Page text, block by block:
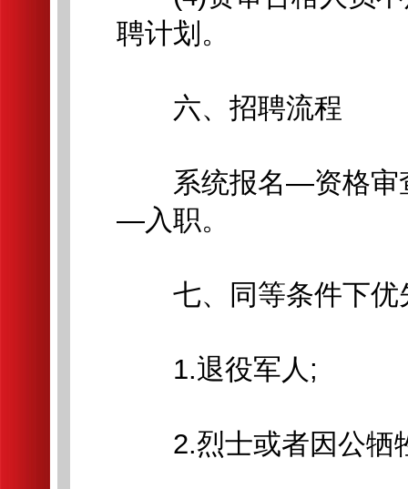
聘计划。
六、招聘流程
系统报名—资格审
—入职。
七、同等条件下优
1.退役军人;
2.烈士或者因公牺